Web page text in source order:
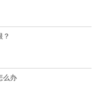
？
么办